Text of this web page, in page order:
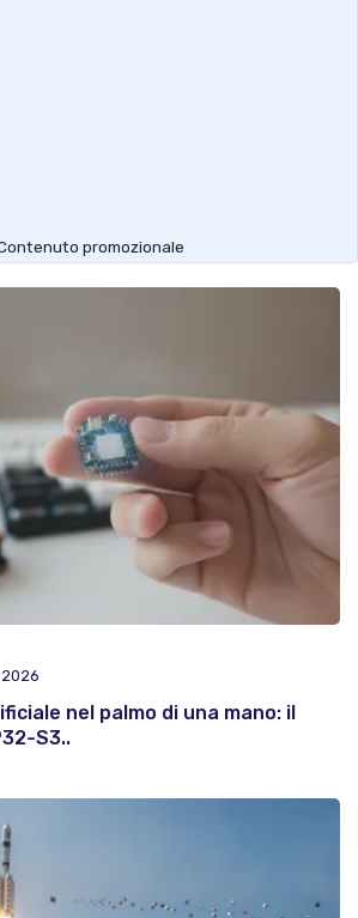
promozionale
nel palmo di una mano: il
S3..